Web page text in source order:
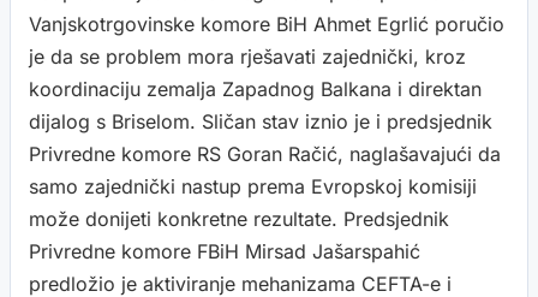
Vanjskotrgovinske komore BiH Ahmet Egrlić poručio
je da se problem mora rješavati zajednički, kroz
koordinaciju zemalja Zapadnog Balkana i direktan
dijalog s Briselom. Sličan stav iznio je i predsjednik
Privredne komore RS Goran Račić, naglašavajući da
samo zajednički nastup prema Evropskoj komisiji
može donijeti konkretne rezultate. Predsjednik
Privredne komore FBiH Mirsad Jašarspahić
predložio je aktiviranje mehanizama CEFTA-e i